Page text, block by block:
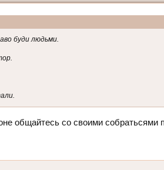
буди людьми.
общайтесь со своими собратьсями